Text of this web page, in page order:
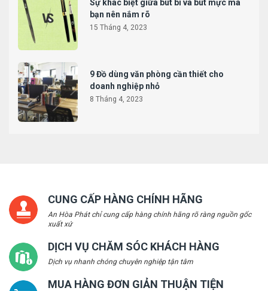
Sự khác biệt giữa bút bi và bút mực mà
bạn nên nắm rõ
15 Tháng 4, 2023
9 Đồ dùng văn phòng cần thiết cho
doanh nghiệp nhỏ
8 Tháng 4, 2023
CUNG CẤP HÀNG CHÍNH HÃNG
An Hòa Phát chỉ cung cấp hàng chính hãng rõ ràng nguồn gốc
xuất xứ
DỊCH VỤ CHĂM SÓC KHÁCH HÀNG
Dịch vụ nhanh chóng chuyên nghiệp tận tâm
MUA HÀNG ĐƠN GIẢN THUẬN TIỆN